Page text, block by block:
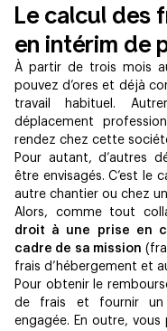
Le calcul des
en intérim de
À partir de trois mois
pouvez d’ores et déjà
travail habituel.
déplacement
rendez chez cette
Pour autant, d’autres
être envisagés. C’est le
autre chantier ou chez
Alors, comme tout
droit à une prise en
cadre de sa mission
frais d’hébergement et
Pour obtenir le
de frais et fournir un
engagée. En outre,